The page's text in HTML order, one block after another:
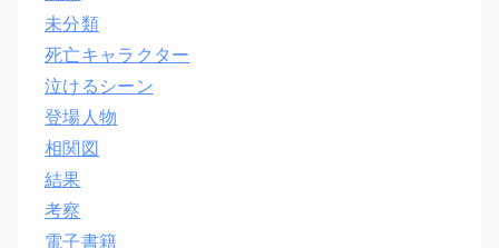
未分類
死亡キャラクター
泣けるシーン
登場人物
相関図
結果
考察
電子書籍